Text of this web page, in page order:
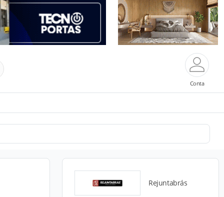
Conta
Rejuntabrás